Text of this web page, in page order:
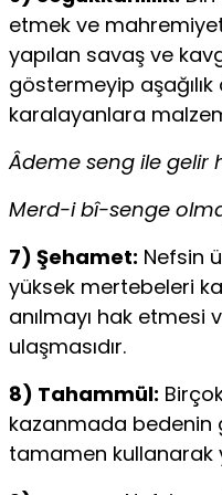
etmek ve
yapılan savaş ve
göstermeyip
karalayanlara
Âdeme seng ile gelir
Merd-i bî-senge
7) Şehamet: Nefsin
yüksek mer­tebeleri
anılmayı hak
ulaşmasıdır.
8) Tahammül:
kazan­mada bedenin
tamamen kullanarak